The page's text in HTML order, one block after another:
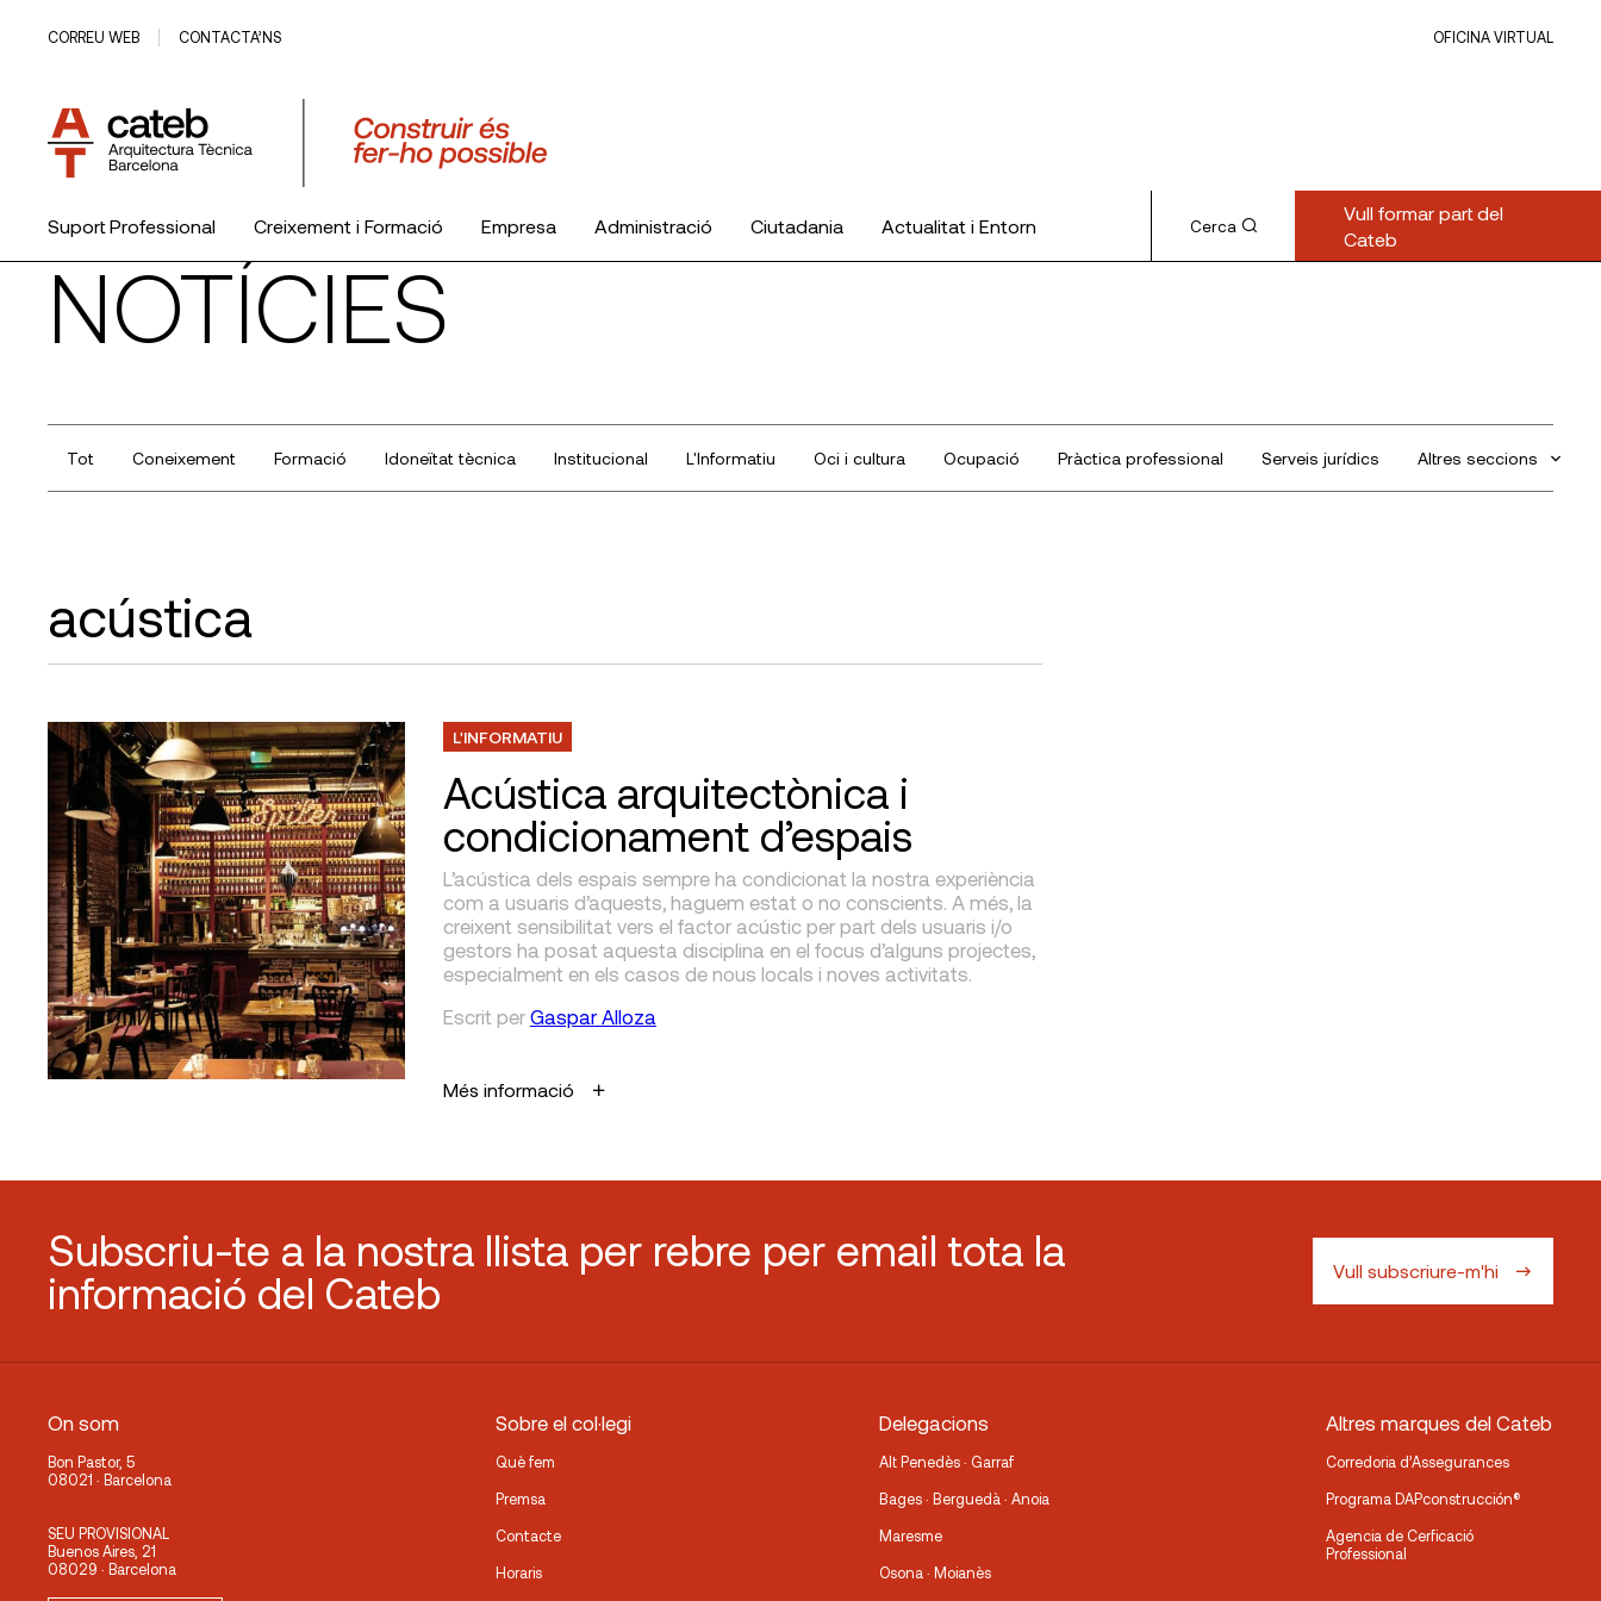
CORREU WEB CONTACTA’NS OFICINA VIRTUAL
Suport Professional Creixement i Formació Empresa Administració Ciutadania Actualitat i Entorn
El Col·legi
Cerca
Vull formar part del
Cateb
NOTÍCIES
Tot Coneixement Formació Idoneïtat tècnica Institucional L'Informatiu Oci i cultura Ocupació Pràctica professional Serveis jurídics Altres seccions
acústica
L'INFORMATIU
Acústica arquitectònica i
condicionament d’espais
L’acústica dels espais sempre ha condicionat la nostra experiència
com a usuaris d’aquests, haguem estat o no conscients. A més, la
creixent sensibilitat vers el factor acústic per part dels usuaris i/o
gestors ha posat aquesta disciplina en el focus d’alguns projectes,
especialment en els casos de nous locals i noves activitats.
Escrit per Gaspar Alloza
Més informació
Subscriu-te a la nostra llista per rebre per email tota la
informació del Cateb
Vull subscriure-m'hi
On som
Bon Pastor, 5
08021 · Barcelona
SEU PROVISIONAL
Buenos Aires, 21
08029 · Barcelona
Sobre el col·legi
Què fem
Premsa
Contacte
Horaris
Delegacions
Alt Penedès · Garraf
Bages · Berguedà · Anoia
Maresme
Osona · Moianès
Altres marques del Cateb
Corredoria d’Assegurances
Programa DAPconstrucción®
Agencia de Cerficació
Professional